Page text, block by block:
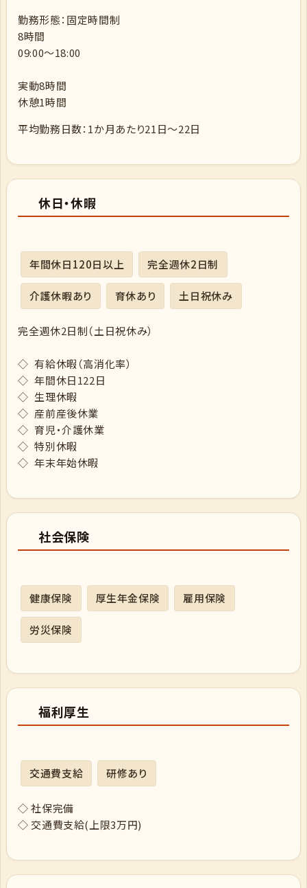
勤務形態：固定時間制
8時間
09:00～18:00
実動8時間
休憩1時間
平均勤務日数：1か月あたり21日～22日
休日・休暇
年間休日120日以上 完全週休2日制
介護休暇あり 育休あり 土日祝休み
完全週休2日制（土日祝休み）
◇ 有給休暇（高消化率）
◇ 年間休日122日
◇ 生理休暇
◇ 産前産後休業
◇ 育児‧介護休業
◇ 特別休暇
◇ 年末年始休暇
社会保険
健康保険 厚生年金保険 雇用保険
労災保険
福利厚生
交通費支給 研修あり
◇ 社保完備
◇ 交通費支給(上限3万円)